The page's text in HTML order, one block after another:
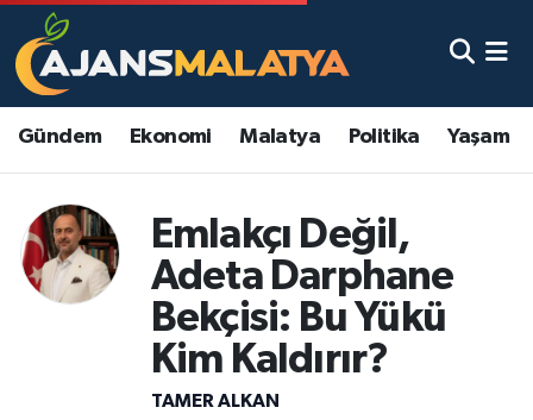
Gündem Ekonomi Malatya Politika Yaşam
Emlakçı Değil,
Adeta Darphane
Bekçisi: Bu Yükü
Kim Kaldırır?
TAMER ALKAN
Asayiş
Eğitim
Ekonomi
Malatya Nöbetçi Eczaneler
Malatya Namaz Vakitleri
Malatya Trafik Yoğunluk Haritası
TFF 3.Lig 2.Grup Puan Durumu ve Fikstür
Tüm Manşetler